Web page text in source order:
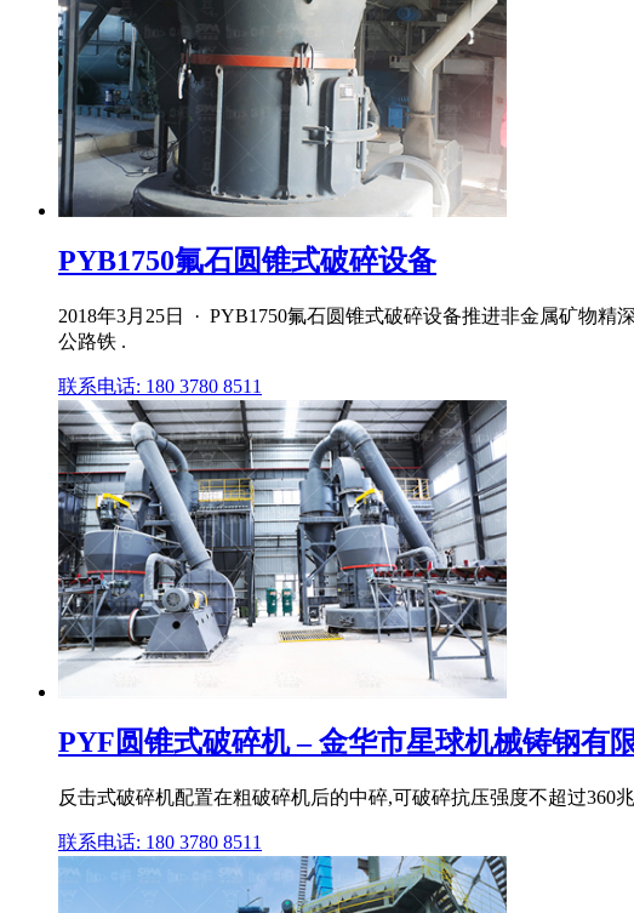
PYB1750氟石圆锥式破碎设备
2018年3月25日 · PYB1750氟石圆锥式破碎设备推进非金属矿物
公路铁 .
联系电话: 180 3780 8511
PYF圆锥式破碎机 – 金华市星球机械铸钢有
反击式破碎机配置在粗破碎机后的中碎,可破碎抗压强度不超过360
联系电话: 180 3780 8511